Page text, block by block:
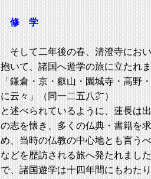
修 学
そして二年後の春、清澄寺にお
抱いて、諸国へ遊学の旅に立たれ
「鎌倉・京・叡山・園城寺・高野
に云々」（同一二五八㌻）
と述べられているように、蓮長は
の志を懐き、多くの仏典・書籍を
め、当時の仏教の中心地とも言う
などを歴訪される旅へ発たれまし
で、諸国遊学は十四年間にもわた